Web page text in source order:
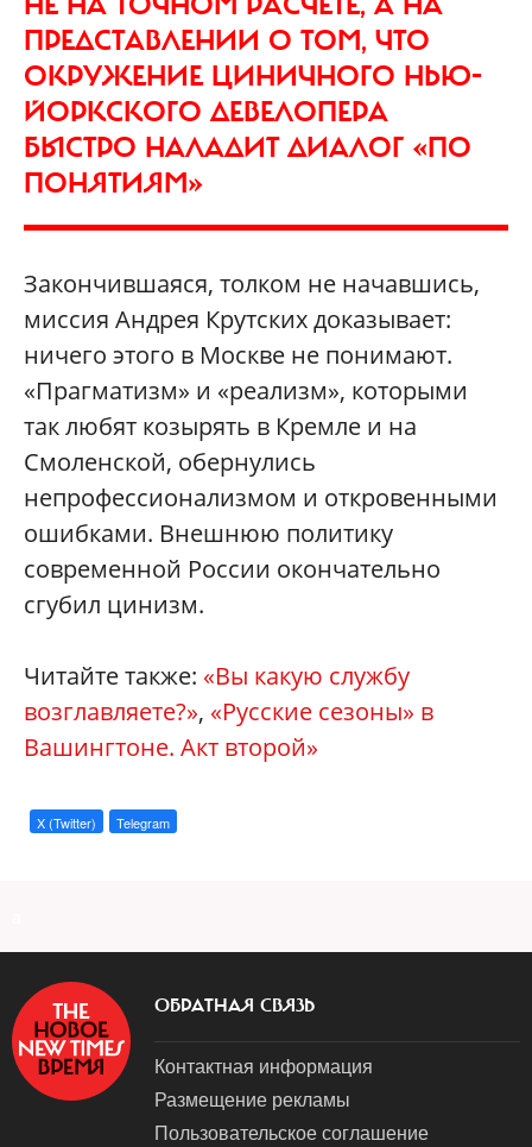
ПРЕДСТАВЛЕНИИ О ТОМ, ЧТО
ОКРУЖЕНИЕ ЦИНИЧНОГО НЬЮ-
ЙОРКСКОГО ДЕВЕЛОПЕРА
БЫСТРО НАЛАДИТ ДИАЛОГ «ПО
ПОНЯТИЯМ»
Закончившаяся, толком не начавшись,
миссия Андрея Крутских доказывает:
ничего этого в Москве не понимают.
«Прагматизм» и «реализм», которыми
так любят козырять в Кремле и на
Смоленской, обернулись
непрофессионализмом и откровенными
ошибками. Внешнюю политику
современной России окончательно
сгубил цинизм.
Читайте также: «Вы какую службу
возглавляете?», «Русские сезоны» в
Вашингтоне. Акт второй»
X (Twitter) Telegram
ОБРАТНАЯ СВЯЗЬ
Контактная информация
Размещение рекламы
Пользовательское соглашение